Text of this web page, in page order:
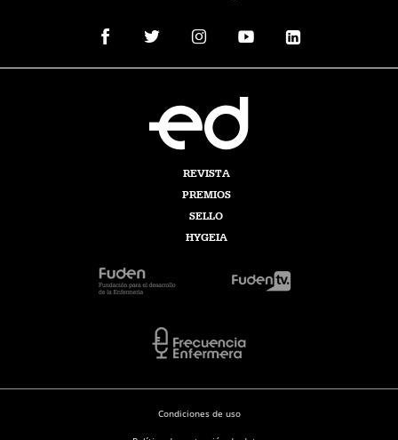
REVISTA
PREMIOS
SELLO
HYGEIA
Condiciones de uso